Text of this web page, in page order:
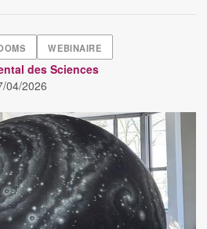
WEBINAIRE
des Sciences
04/2026